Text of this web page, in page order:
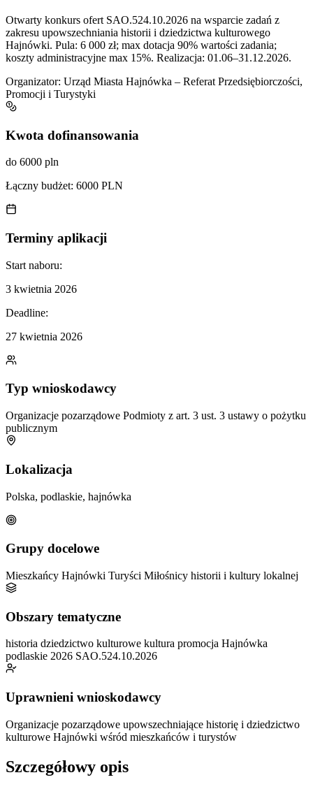
Otwarty konkurs ofert SAO.524.10.2026 na wsparcie zadań z
zakresu upowszechniania historii i dziedzictwa kulturowego
Hajnówki. Pula: 6 000 zł; max dotacja 90% wartości zadania;
koszty administracyjne max 15%. Realizacja: 01.06–31.12.2026.
Organizator: Urząd Miasta Hajnówka – Referat Przedsiębiorczości,
Promocji i Turystyki
Kwota dofinansowania
do 6000 pln
Łączny budżet: 6000 PLN
Terminy aplikacji
Start naboru:
3 kwietnia 2026
Deadline:
27 kwietnia 2026
Typ wnioskodawcy
Organizacje pozarządowe Podmioty z art. 3 ust. 3 ustawy o pożytku
publicznym
Lokalizacja
Polska, podlaskie, hajnówka
Grupy docelowe
Mieszkańcy Hajnówki Turyści Miłośnicy historii i kultury lokalnej
Obszary tematyczne
historia dziedzictwo kulturowe kultura promocja Hajnówka
podlaskie 2026 SAO.524.10.2026
Uprawnieni wnioskodawcy
Organizacje pozarządowe upowszechniające historię i dziedzictwo
kulturowe Hajnówki wśród mieszkańców i turystów
Szczegółowy opis